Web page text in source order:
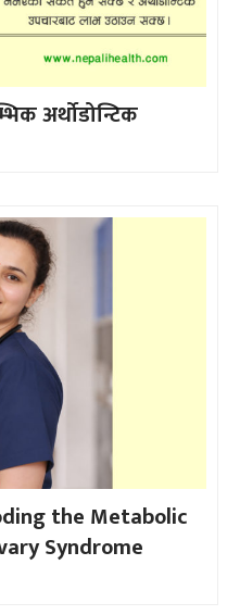
अर्थोडोन्टिक
the Metabolic
Syndrome